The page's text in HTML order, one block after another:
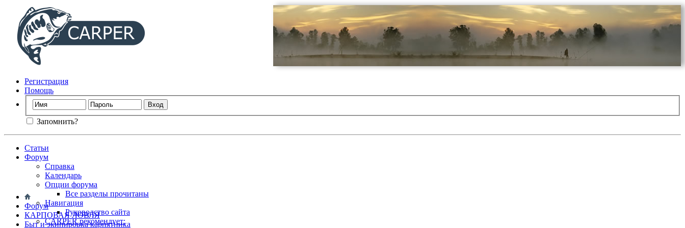
Регистрация
Помощь
Запомнить?
Статьи
Форум
Справка
Календарь
Опции форума
Все разделы прочитаны
Навигация
Руководство сайта
CARPER рекомендует:
Форум
КАРПОВАЯ ЛОВЛЯ
Быт и экипировка карпятника